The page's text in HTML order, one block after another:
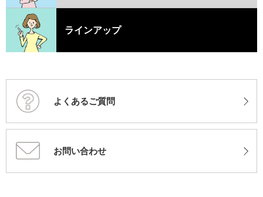
ラインアップ
よくあるご質問
お問い合わせ